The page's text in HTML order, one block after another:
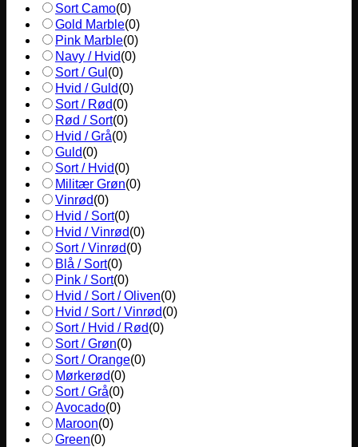
Sort Camo(0)
Gold Marble(0)
Pink Marble(0)
Navy / Hvid(0)
Sort / Gul (0)
Hvid / Guld(0)
Sort / Rød(0)
Rød / Sort(0)
Hvid / Grå(0)
Guld(0)
Sort / Hvid(0)
Militær Grøn(0)
Vinrød(0)
Hvid / Sort(0)
Hvid / Vinrød(0)
Sort / Vinrød(0)
Blå / Sort(0)
Pink / Sort(0)
Hvid / Sort / Oliven(0)
Hvid / Sort / Vinrød(0)
Sort / Hvid / Rød(0)
Sort / Grøn(0)
Sort / Orange(0)
Mørkerød(0)
Sort / Grå(0)
Avocado(0)
Maroon(0)
Green(0)